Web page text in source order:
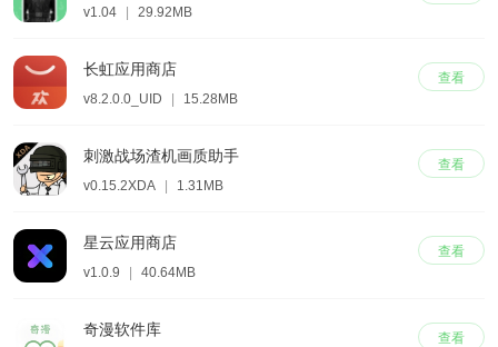
v1.04 29.92MB
查看
长虹应用商店
v8.2.0.0_UID 15.28MB
查看
刺激战场渣机画质助手
v0.15.2XDA 1.31MB
查看
星云应用商店
v1.0.9 40.64MB
查看
奇漫软件库